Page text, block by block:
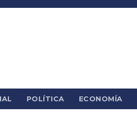
POLÍTICA ECONOMÍA